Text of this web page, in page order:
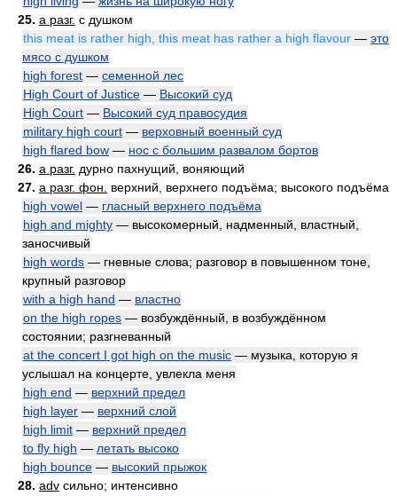
25. a разг. с душком
this meat is rather high, this meat has rather a high flavour — это
мясо с душком
high forest — семенной лес
High Court of Justice — Высокий суд
High Court — Высокий суд правосудия
military high court — верховный военный суд
high flared bow — нос с большим развалом бортов
26. a разг. дурно пахнущий, воняющий
27. a разг. фон.
верхний, верхнего подъёма; высокого подъёма
high vowel — гласный верхнего подъёма
high and mighty — высокомерный, надменный, властный,
заносчивый
high words — гневные слова; разговор в повышенном тоне,
крупный разговор
with a high hand — властно
on the high ropes — возбуждённый, в возбуждённом
состоянии; разгневанный
at the concert I got high on the music — музыка, которую я
услышал на концерте, увлекла меня
high end — верхний предел
high layer — верхний слой
high limit — верхний предел
to fly high — летать высоко
high bounce — высокий прыжок
28. adv сильно; интенсивно